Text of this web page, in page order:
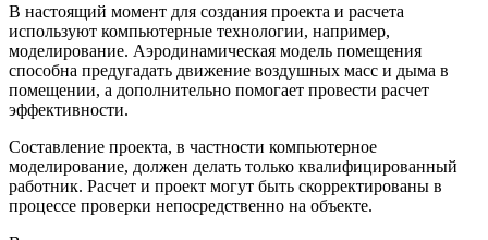
В настоящий момент для создания проекта и расчета
используют компьютерные технологии, например,
моделирование. Аэродинамическая модель помещения
способна предугадать движение воздушных масс и дыма в
помещении, а дополнительно помогает провести расчет
эффективности.
Составление проекта, в частности компьютерное
моделирование, должен делать только квалифицированный
работник. Расчет и проект могут быть скорректированы в
процессе проверки непосредственно на объекте.